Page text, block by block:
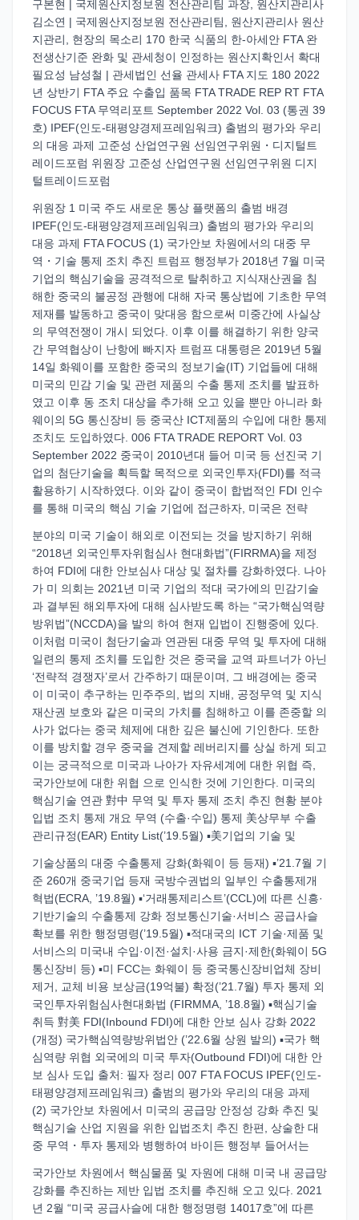
구본현 | 국제원산지정보원 전산관리팀 과장, 원산지관리사
김소연 | 국제원산지정보원 전산관리팀, 원산지관리사 원산
지관리, 현장의 목소리 170 한국 식품의 한-아세안 FTA 완
전생산기준 완화 및 관세청이 인정하는 원산지확인서 확대
필요성 남성철 | 관세법인 선율 관세사 FTA 지도 180 2022
년 상반기 FTA 주요 수출입 품목 FTA TRADE REP RT FTA
FOCUS FTA 무역리포트 September 2022 Vol. 03 (통권 39
호) IPEF(인도-태평양경제프레임워크) 출범의 평가와 우리
의 대응 과제 고준성 산업연구원 선임연구위원・디지털트
레이드포럼 위원장 고준성 산업연구원 선임연구위원 디지
털트레이드포럼
위원장 1 미국 주도 새로운 통상 플랫폼의 출범 배경
IPEF(인도-태평양경제프레임워크) 출범의 평가와 우리의
대응 과제 FTA FOCUS (1) 국가안보 차원에서의 대중 무
역・기술 통제 조치 추진 트럼프 행정부가 2018년 7월 미국
기업의 핵심기술을 공격적으로 탈취하고 지식재산권을 침
해한 중국의 불공정 관행에 대해 자국 통상법에 기초한 무역
제재를 발동하고 중국이 맞대응 함으로써 미중간에 사실상
의 무역전쟁이 개시 되었다. 이후 이를 해결하기 위한 양국
간 무역협상이 난항에 빠지자 트럼프 대통령은 2019년 5월
14일 화웨이를 포함한 중국의 정보기술(IT) 기업들에 대해
미국의 민감 기술 및 관련 제품의 수출 통제 조치를 발표하
였고 이후 동 조치 대상을 추가해 오고 있을 뿐만 아니라 화
웨이의 5G 통신장비 등 중국산 ICT제품의 수입에 대한 통제
조치도 도입하였다. 006 FTA TRADE REPORT Vol. 03
September 2022 중국이 2010년대 들어 미국 등 선진국 기
업의 첨단기술을 획득할 목적으로 외국인투자(FDI)를 적극
활용하기 시작하였다. 이와 같이 중국이 합법적인 FDI 인수
를 통해 미국의 핵심 기술 기업에 접근하자, 미국은 전략
분야의 미국 기술이 해외로 이전되는 것을 방지하기 위해
“2018년 외국인투자위험심사 현대화법”(FIRRMA)을 제정
하여 FDI에 대한 안보심사 대상 및 절차를 강화하였다. 나아
가 미 의회는 2021년 미국 기업의 적대 국가에의 민감기술
과 결부된 해외투자에 대해 심사받도록 하는 “국가핵심역량
방위법”(NCCDA)을 발의 하여 현재 입법이 진행중에 있다.
이처럼 미국이 첨단기술과 연관된 대중 무역 및 투자에 대해
일련의 통제 조치를 도입한 것은 중국을 교역 파트너가 아닌
‘전략적 경쟁자’로서 간주하기 때문이며, 그 배경에는 중국
이 미국이 추구하는 민주주의, 법의 지배, 공정무역 및 지식
재산권 보호와 같은 미국의 가치를 침해하고 이를 존중할 의
사가 없다는 중국 체제에 대한 깊은 불신에 기인한다. 또한
이를 방치할 경우 중국을 견제할 레버리지를 상실 하게 되고
이는 궁극적으로 미국과 나아가 자유세계에 대한 위협 즉,
국가안보에 대한 위협 으로 인식한 것에 기인한다. 미국의
핵심기술 연관 對中 무역 및 투자 통제 조치 추진 현황 분야
입법 조치 통제 개요 무역 (수출·수입) 통제 美상무부 수출
관리규정(EAR) Entity List(’19.5월) ▪美기업의 기술 및
기술상품의 대중 수출통제 강화(화웨이 등 등재) ▪’21.7월 기
준 260개 중국기업 등재 국방수권법의 일부인 수출통제개
혁법(ECRA, ’19.8월) ▪‘거래통제리스트’(CCL)에 따른 신흥·
기반기술의 수출통제 강화 정보통신기술·서비스 공급사슬
확보를 위한 행정명령(’19.5월) ▪적대국의 ICT 기술·제품 및
서비스의 미국내 수입·이전·설치·사용 금지·제한(화웨이 5G
통신장비 등) ▪미 FCC는 화웨이 등 중국통신장비업체 장비
제거, 교체 비용 보상금(19억불) 확정(’21.7월) 투자 통제 외
국인투자위험심사현대화법 (FIRMMA, ’18.8월) ▪핵심기술
취득 對美 FDI(Inbound FDI)에 대한 안보 심사 강화 2022
(개정) 국가핵심역량방위법안 (’22.6월 상원 발의) ▪국가 핵
심역량 위협 외국에의 미국 투자(Outbound FDI)에 대한 안
보 심사 도입 출처: 필자 정리 007 FTA FOCUS IPEF(인도-
태평양경제프레임워크) 출범의 평가와 우리의 대응 과제
(2) 국가안보 차원에서 미국의 공급망 안정성 강화 추진 및
핵심기술 산업 지원을 위한 입법조치 추진 한편, 상술한 대
중 무역・투자 통제와 병행하여 바이든 행정부 들어서는
국가안보 차원에서 핵심물품 및 자원에 대해 미국 내 공급망
강화를 추진하는 제반 입법 조치를 추진해 오고 있다. 2021
년 2월 “미국 공급사슬에 대한 행정명령 14017호”에 따른